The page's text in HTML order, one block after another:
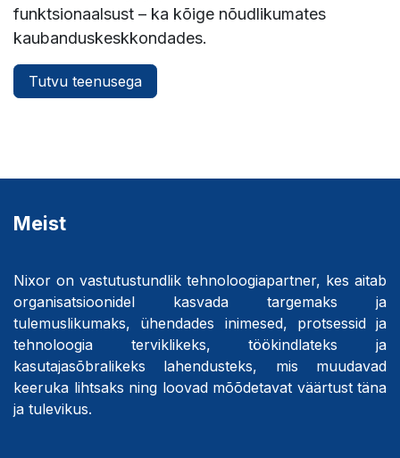
funktsionaalsust – ka kõige nõudlikumates
kaubanduskeskkondades.
Tutvu teenusega
Meist
Nixor on vastutustundlik tehnoloogiapartner, kes aitab
organisatsioonidel kasvada targemaks ja
tulemuslikumaks, ühendades inimesed, protsessid ja
tehnoloogia terviklikeks, töökindlateks ja
kasutajasõbralikeks lahendusteks, mis muudavad
keeruka lihtsaks ning loovad mõõdetavat väärtust täna
ja tulevikus.